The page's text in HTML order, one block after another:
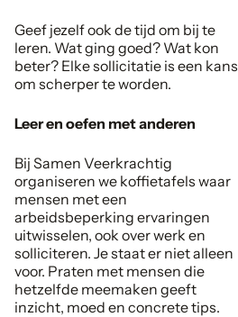
Geef jezelf ook de tijd om bij te
leren. Wat ging goed? Wat kon
beter? Elke sollicitatie is een kans
om scherper te worden.
Leer en oefen met anderen
Bij Samen Veerkrachtig
organiseren we koffietafels waar
mensen met een
arbeidsbeperking ervaringen
uitwisselen, ook over werk en
solliciteren. Je staat er niet alleen
voor. Praten met mensen die
hetzelfde meemaken geeft
inzicht, moed en concrete tips.